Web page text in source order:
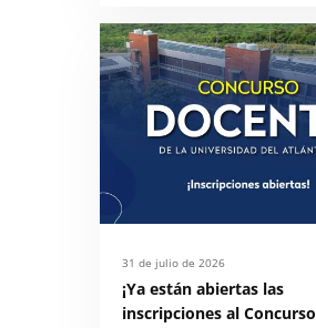
31 de julio de 2026
¡Ya están abiertas las
inscripciones al Concurso